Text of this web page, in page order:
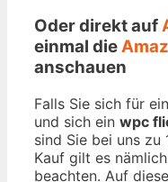
Oder direkt auf
einmal die
anschauen
Falls Sie sich für ein
und sich ein wpc
sind Sie bei uns
Kauf gilt es
beachten. Auf